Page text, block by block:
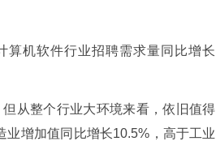
算机软件行业招聘需求量同比增长
从整个行业大环境来看，依旧值得
增加值同比增长10.5%，高于工业